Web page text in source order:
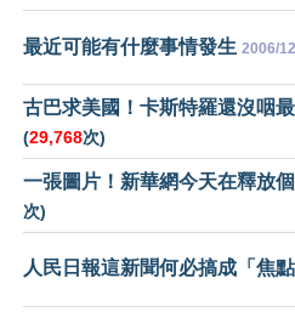
最近可能有什麼事情發生 2006/
古巴求美國！卡斯特羅還沒咽
(29,768次)
一張圖片！新華網今天在釋放
次)
人民日報這新聞何必搞成「焦點